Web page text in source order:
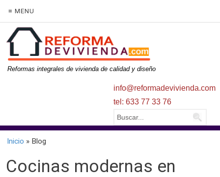
≡ MENU
Reformas integrales de vivienda de calidad y diseño
info@reformadevivienda.com
tel: 633 77 33 76
Inicio » Blog
Cocinas modernas en